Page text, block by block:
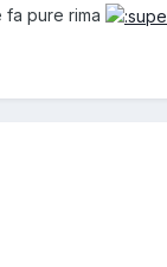
fa pure rima